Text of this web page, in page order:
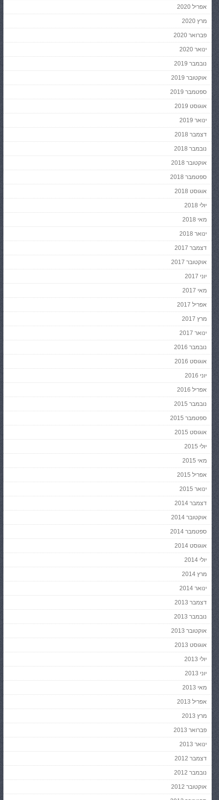
אפריל 2020
מרץ 2020
פברואר 2020
ינואר 2020
נובמבר 2019
אוקטובר 2019
ספטמבר 2019
אוגוסט 2019
ינואר 2019
דצמבר 2018
נובמבר 2018
אוקטובר 2018
ספטמבר 2018
אוגוסט 2018
יולי 2018
מאי 2018
ינואר 2018
דצמבר 2017
אוקטובר 2017
יוני 2017
מאי 2017
אפריל 2017
מרץ 2017
ינואר 2017
נובמבר 2016
אוגוסט 2016
יוני 2016
אפריל 2016
נובמבר 2015
ספטמבר 2015
אוגוסט 2015
יולי 2015
מאי 2015
אפריל 2015
ינואר 2015
דצמבר 2014
אוקטובר 2014
ספטמבר 2014
אוגוסט 2014
יולי 2014
מרץ 2014
ינואר 2014
דצמבר 2013
נובמבר 2013
אוקטובר 2013
אוגוסט 2013
יולי 2013
יוני 2013
מאי 2013
אפריל 2013
מרץ 2013
פברואר 2013
ינואר 2013
דצמבר 2012
נובמבר 2012
אוקטובר 2012